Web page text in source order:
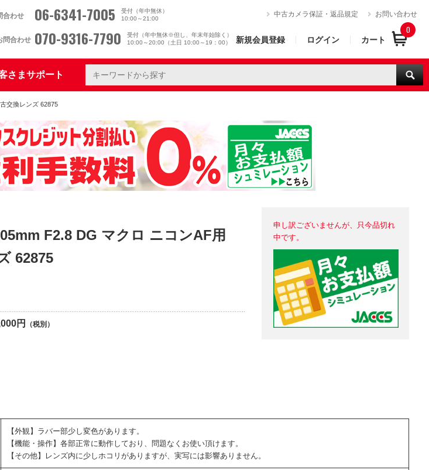
合わせ 06-6341-7005
受付（年中無休）
10:00～21:00
問合わせ 070-9316-7790
受付（年中無休※但し、年末年始除く）
10:00～20:00（土日 10:00～19：00）
中古カメラ保証・返品規定 お問い合わせ
新規会員登録 ログイン カート
0
さまサポート
交換レンズ 62875
F2.8 DG マクロ ニコンAF用
62875
円 （税別）
申し訳ございませんが、只今品切れ
中です。
【外観】ラバー部少し変色があります。
【機能・操作】各部正常に動作しており、問題なくお使い頂けます。
【その他】レンズ内に少しホコリがありますが、実写には影響ありません。